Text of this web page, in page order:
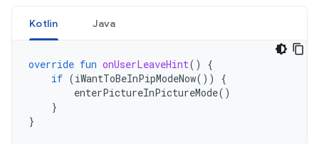
Kotlin Java
override fun onUserLeaveHint()
{
if (iWantToBeInPipModeNow())
{
enterPictureInPictureMode()
}
}